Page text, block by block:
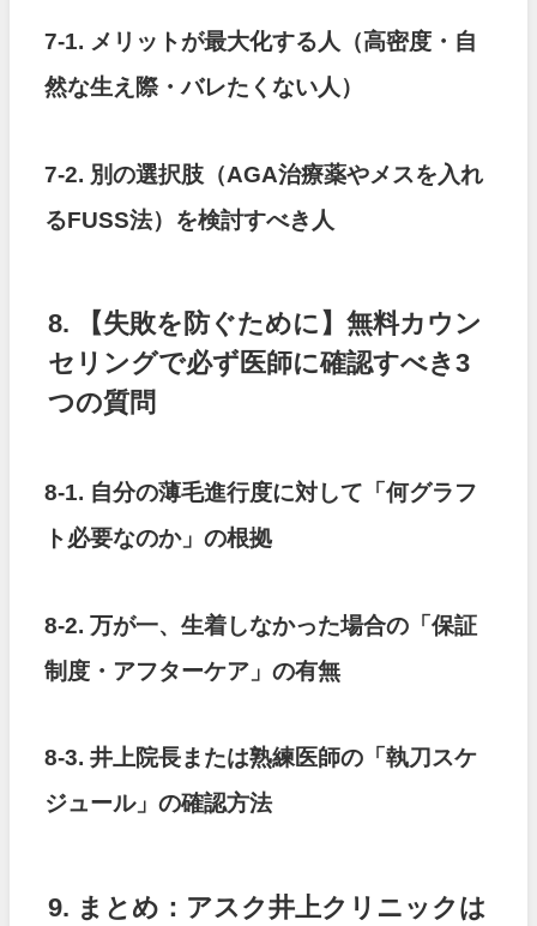
7-1. メリットが最大化する人（高密度・自
然な生え際・バレたくない人）
7-2. 別の選択肢（AGA治療薬やメスを入れ
るFUSS法）を検討すべき人
8. 【失敗を防ぐために】無料カウン
セリングで必ず医師に確認すべき3
つの質問
8-1. 自分の薄毛進行度に対して「何グラフ
ト必要なのか」の根拠
8-2. 万が一、生着しなかった場合の「保証
制度・アフターケア」の有無
8-3. 井上院長または熟練医師の「執刀スケ
ジュール」の確認方法
9. まとめ：アスク井上クリニックは